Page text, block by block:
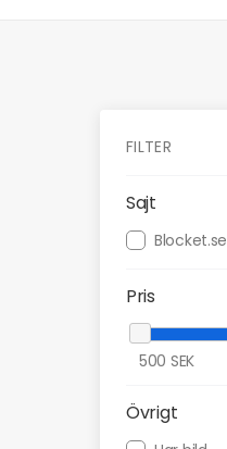
FILTER
Sajt
Blocket.se
Pris
500 SEK
Övrigt